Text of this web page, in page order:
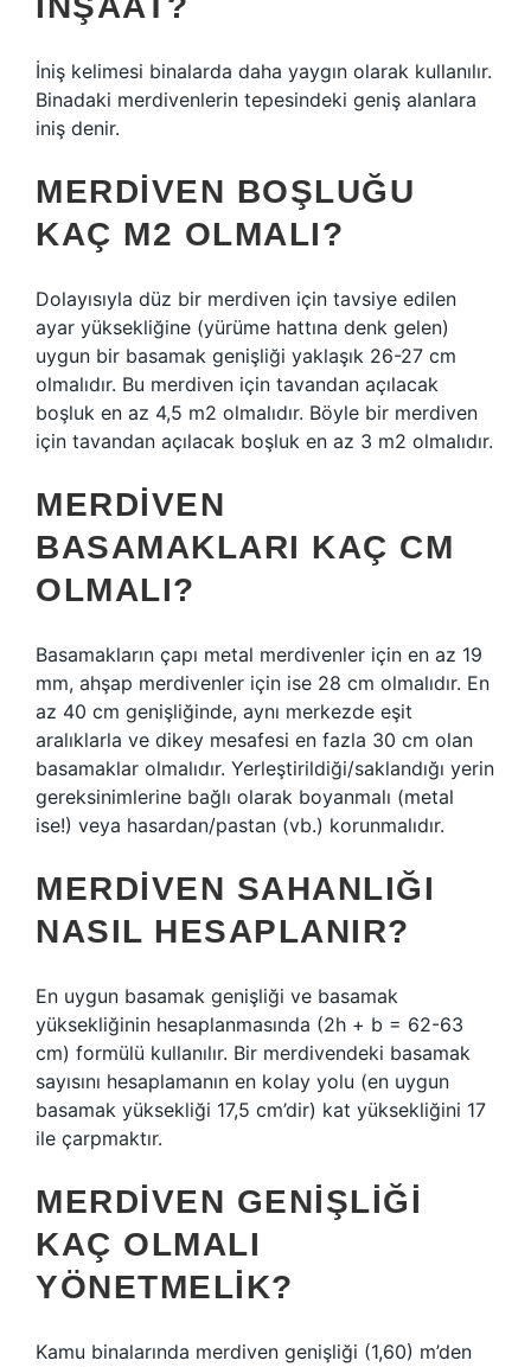
İniş kelimesi binalarda daha yaygın olarak kullanılır.
Binadaki merdivenlerin tepesindeki geniş alanlara
iniş denir.
MERDIVEN BOŞLUĞU
KAÇ M2 OLMALI?
Dolayısıyla düz bir merdiven için tavsiye edilen
ayar yüksekliğine (yürüme hattına denk gelen)
uygun bir basamak genişliği yaklaşık 26-27 cm
olmalıdır. Bu merdiven için tavandan açılacak
boşluk en az 4,5 m2 olmalıdır. Böyle bir merdiven
için tavandan açılacak boşluk en az 3 m2 olmalıdır.
MERDIVEN
BASAMAKLARI KAÇ CM
OLMALI?
Basamakların çapı metal merdivenler için en az 19
mm, ahşap merdivenler için ise 28 cm olmalıdır. En
az 40 cm genişliğinde, aynı merkezde eşit
aralıklarla ve dikey mesafesi en fazla 30 cm olan
basamaklar olmalıdır. Yerleştirildiği/saklandığı yerin
gereksinimlerine bağlı olarak boyanmalı (metal
ise!) veya hasardan/pastan (vb.) korunmalıdır.
MERDIVEN SAHANLIĞI
NASIL HESAPLANIR?
En uygun basamak genişliği ve basamak
yüksekliğinin hesaplanmasında (2h + b = 62-63
cm) formülü kullanılır. Bir merdivendeki basamak
sayısını hesaplamanın en kolay yolu (en uygun
basamak yüksekliği 17,5 cm’dir) kat yüksekliğini 17
ile çarpmaktır.
MERDIVEN GENIŞLIĞI
KAÇ OLMALI
YÖNETMELIK?
Kamu binalarında merdiven genişliği (1,60) m’den